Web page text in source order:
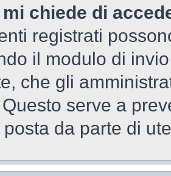
chiede di
registrati
il modulo di
che gli
serve a
da parte di